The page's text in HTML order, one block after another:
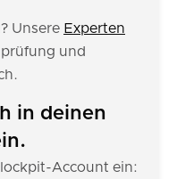
Unsere Experten
und
in deinen
Account ein: